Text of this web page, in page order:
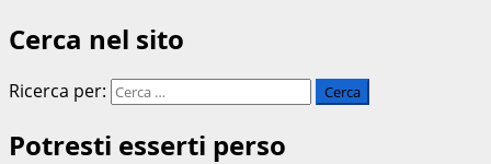
Cerca nel sito
Ricerca per:
Potresti esserti perso